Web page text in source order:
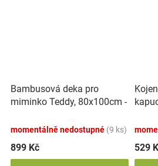
Bambusová deka pro
miminko Teddy, 80x100cm -
momentálně nedostupné (9 ks)
899 Kč 529